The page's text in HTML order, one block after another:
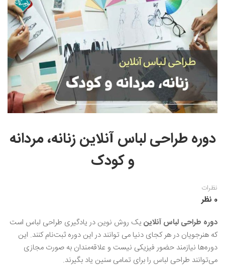
آموزش مجازی گرافیک
آموزش مجازی طراحی داخلی
نقاشی پاستل
نقاشی رنگ روغن
نقاشی آبرنگ
نقاشی کودک و نوجوان
طراحی سیاه قلم
نقاشی مینیاتور(نگارگری)
نقاشی تذهیب و گل و مرغ
خوشنویسی نستعلیق
خوشنویسی با خودکار
خط نقاشی
دوره طراحی لباس آنلاین زنانه، مردانه
و کودک
نظرات
0 نظر
دوره طراحی لباس آنلاین یک روش نوین در یادگیری طراحی لباس است
که هنرجویان در هر کجای دنیا می توانند در این دوره ثبت‌نام کنند. این
دوره‌ها نیازمند حضور فیزیکی نیست و علاقه‌مندان به صورت مجازی
می‌توانند طراحی لباس را برای تمامی سنین یاد بگیرند.